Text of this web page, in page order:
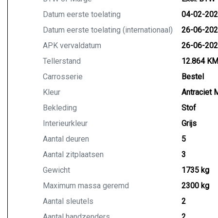
Auto Kool is een universeel BOVAG autobedrijf die
geopend, uitsluitend na telefonische afspraak
KOOP ZEKER EN VERTROUWD BIJ UW BOVAG
We hebben ons uiterste best gedaan om alle
informatie in de advertentie. Vertrouw niet alleen
beïnvloeden. Neem contact op met de verkoper
Datum eerste toelating
04-02-
Datum eerste toelating (internationaal)
26-06-
APK vervaldatum
26-06-
Tellerstand
12.864 KM
Carrosserie
Bestel
Kleur
Antraciet
Bekleding
Stof
Interieurkleur
Grijs
Aantal deuren
5
Aantal zitplaatsen
3
Gewicht
1735 kg
Maximum massa geremd
2300 kg
Aantal sleutels
2